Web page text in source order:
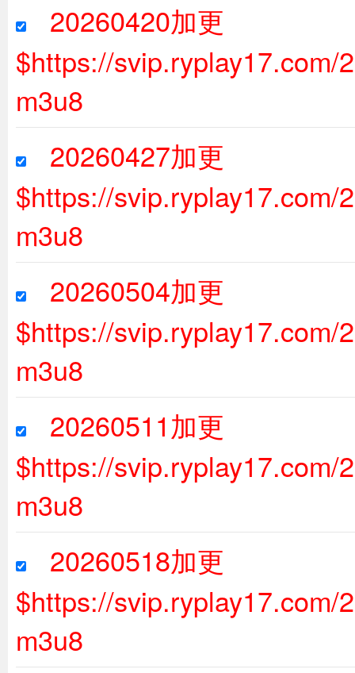
20260420加更
$https://svip.ryplay17.com/
m3u8
20260427加更
$https://svip.ryplay17.com/
m3u8
20260504加更
$https://svip.ryplay17.com/
m3u8
20260511加更
$https://svip.ryplay17.com/
m3u8
20260518加更
$https://svip.ryplay17.com/
m3u8